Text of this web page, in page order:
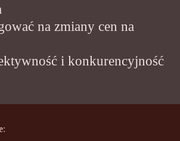
na zmiany cen na
i konkurencyjność
: